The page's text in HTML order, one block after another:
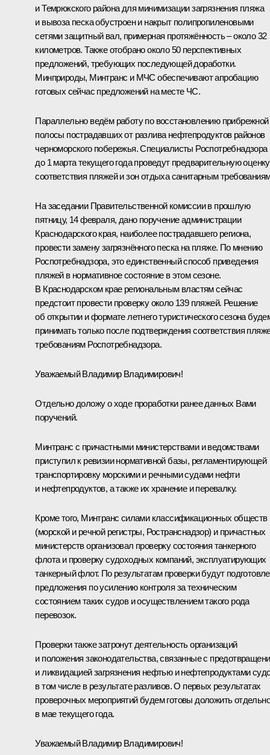
и Темрюкского района для минимизации загрязнения пляжа
и вывоза песка обустроен и накрыт полипропиленовыми
сетями защитный вал, примерная протяжённость – около 32
километров. Также отобрано около 50 перспективных
предложений, требующих последующей доработки.
Минприроды, Минтранс и МЧС обеспечивают апробацию
готовых сейчас предложений на месте ЧС.
Параллельно ведём работу по восстановлению прибрежной
полосы пострадавших от разлива нефтепродуктов районов
черноморского побережья. Специалисты Роспотребнадзора
до 1 марта текущего года проведут предварительную оценку
соответствия пляжей и зон отдыха санитарным
На заседании Правительственной комиссии в прошлую
пятницу, 14 февраля, дано поручение администрации
Краснодарского края, наиболее пострадавшего региона,
провести замену загрязнённого песка на пляже. По мнению
Роспотребнадзора, это единственный способ приведения
пляжей в нормативное состояние в этом сезоне.
В Краснодарском крае региональным властям сейчас
предстоит провести проверку около 139 пляжей. Решение
об открытии и формате летнего туристического сезона
принимать только после подтверждения соответствия
требованиям Роспотребнадзора.
Уважаемый Владимир Владимирович!
Отдельно доложу о ходе проработки ранее данных Вами
поручений.
Минтранс с причастными министерствами и ведомствами
приступил к ревизии нормативной базы, регламентирующей
транспортировку морскими и речными судами нефти
и нефтепродуктов, а также их хранение и перевалку.
Кроме того, Минтранс силами классификационных обществ
(морской и речной регистры, Ространснадзор) и причастных
министерств организовал проверку состояния танкерного
флота и проверку судоходных компаний, эксплуатирующих
танкерный флот. По результатам проверки будут
предложения по усилению контроля за техническим
состоянием таких судов и осуществлением такого рода
перевозок.
Проверки также затронут деятельность организаций
и положения законодательства, связанные с
и ликвидацией загрязнения нефтью и нефтепродуктами
в том числе в результате разливов. О первых результатах
проверочных мероприятий будем готовы доложить отдельно
в мае текущего года.
Уважаемый Владимир Владимирович!